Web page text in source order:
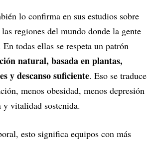
lo confirma en sus estudios sobre
regiones del mundo donde la gente
todas ellas se respeta un patrón
natural, basada en plantas,
y descanso suficiente. Eso se traduce
menos obesidad, menos depresión
vitalidad sostenida.
esto significa equipos con más